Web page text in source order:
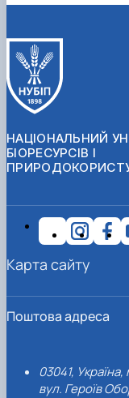
НАЦІОНАЛЬНИЙ
БІОРЕСУРСІВ І
Поштова адреса
03041, Україна,
вул. Героїв
Карта сайту